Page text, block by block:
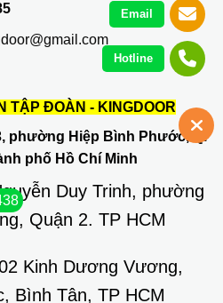
TẬP ĐOÀN - KINGDOOR
phường Hiệp Bình Phước, Q.
phố Hồ Chí Minh
Duy Trinh, phường
Quận 2. TP HCM
Kinh Dương Vương,
Bình Tân, TP HCM
Email
Hotline